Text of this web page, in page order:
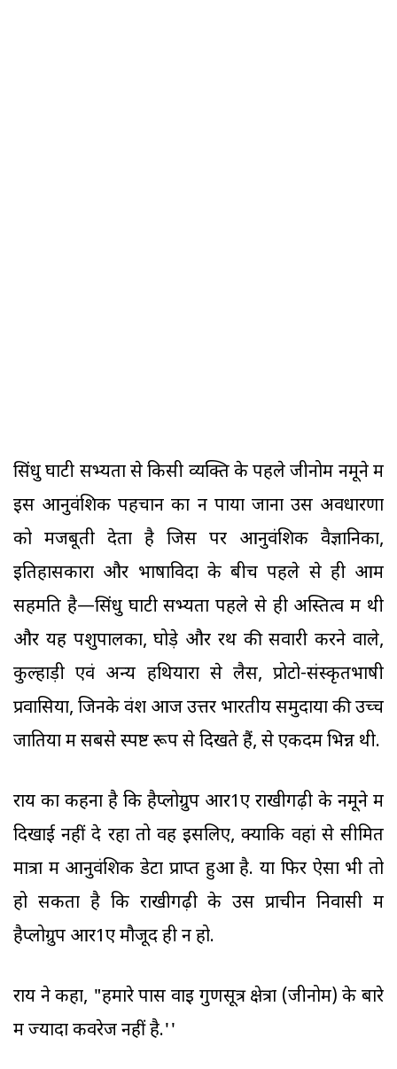
सिंधु घाटी सभ्यता से किसी व्यक्ति के पहले जीनोम नमूने में
इस आनुवंशिक पहचान का न पाया जाना उस अवधारणा
को मजबूती देता है जिस पर आनुवंशिक वैज्ञानिकों,
इतिहासकारों और भाषाविदों के बीच पहले से ही आम
सहमति है—सिंधु घाटी सभ्यता पहले से ही अस्तित्व में थी
और यह पशुपालकों, घोड़े और रथ की सवारी करने वाले,
कुल्हाड़ी एवं अन्य हथियारों से लैस, प्रोटो-संस्कृतभाषी
प्रवासियों, जिनके वंश आज उत्तर भारतीय समुदायों की उच्च
जातियों में सबसे स्पष्ट रूप से दिखते हैं, से एकदम भिन्न थी.
राय का कहना है कि हैप्लोग्रुप आर1ए राखीगढ़ी के नमूने में
दिखाई नहीं दे रहा तो वह इसलिए, क्योंकि वहां से सीमित
मात्रा में आनुवंशिक डेटा प्राप्त हुआ है. या फिर ऐसा भी तो
हो सकता है कि राखीगढ़ी के उस प्राचीन निवासी में
हैप्लोग्रुप आर1ए मौजूद ही न हो.
राय ने कहा, "हमारे पास वाइ गुणसूत्र क्षेत्रों (जीनोम) के बारे
में ज्यादा कवरेज नहीं है.''